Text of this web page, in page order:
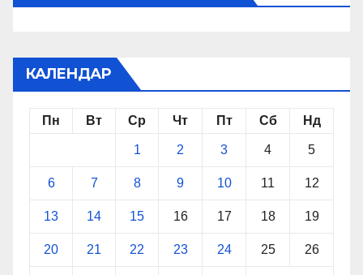
КАЛЕНДАР
Пн Вт Ср Чт Пт Сб Нд
1 2 3 4 5
6 7 8 9 10 11 12
13 14 15 16 17 18 19
20 21 22 23 24 25 26